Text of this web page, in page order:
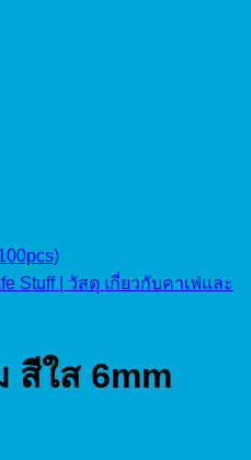
Stuff | วัสดุ เกี่ยวกับคาเฟ่และ
สีใส 6mm